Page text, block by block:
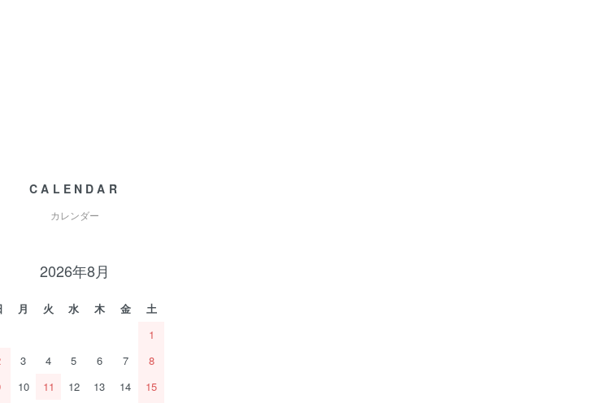
CALENDAR
カレンダー
2026年8月
月 火 水 木 金
土
1
3 4 5 6 7
8
10 11 12 13 14
15